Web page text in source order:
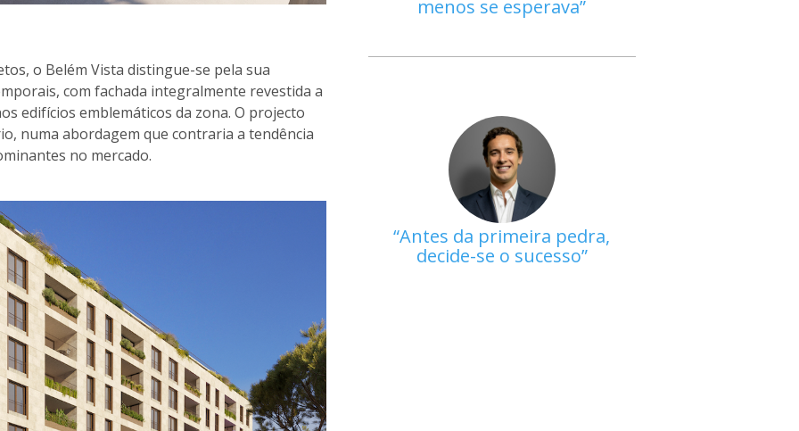
o Belém Vista distingue-se pela sua
com fachada integralmente revestida a
edifícios emblemáticos da zona. O projecto
numa abordagem que contraria a tendência
no mercado.
menos se esperava
Antes da primeira pedra,
decide-se o sucesso